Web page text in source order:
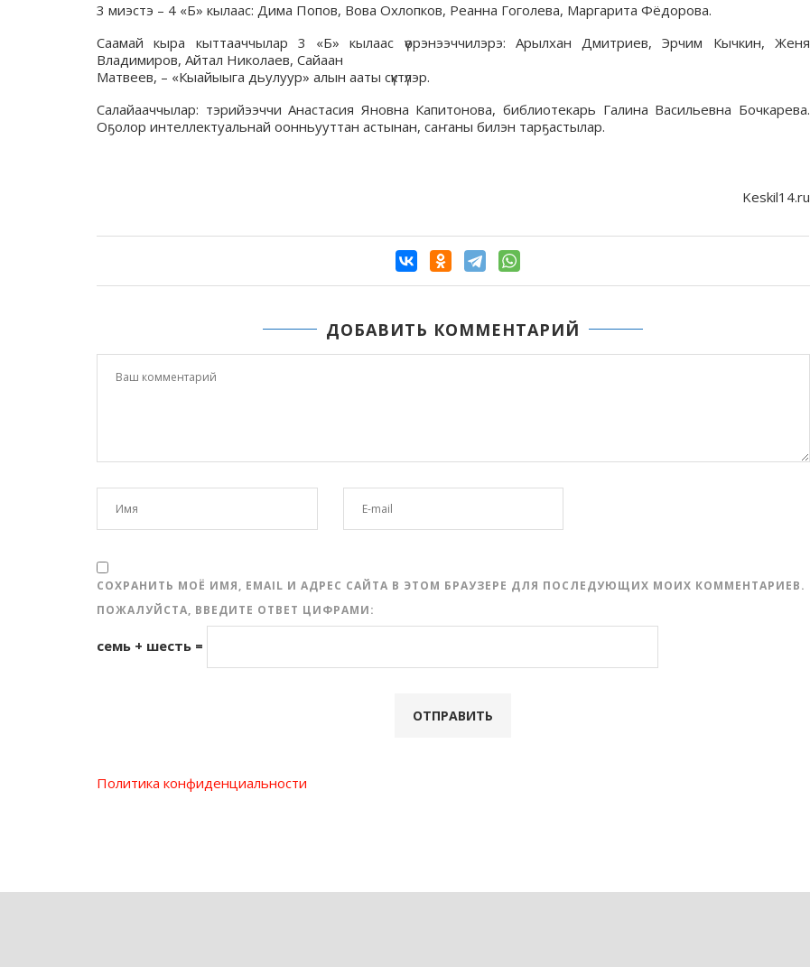
3 миэстэ – 4 «Б» кылаас: Дима Попов, Вова Охлопков, Реанна Гоголева, Маргарита Фёдорова.
Саамай кыра кыттааччылар 3 «Б» кылаас үөрэнээччилэрэ: Арылхан Дмитриев, Эрчим Кычкин, Женя
Владимиров, Айтал Николаев, Сайаан
Матвеев, – «Кыайыыга дьулуур» алын ааты сүктүлэр.
Салайааччылар: тэрийээччи Анастасия Яновна Капитонова, библиотекарь Галина Васильевна Бочкарева.
Оҕолор интеллектуальнай оонньууттан астынан, саҥаны билэн тарҕастылар.
Keskil14.ru
ДОБАВИТЬ КОММЕНТАРИЙ
СОХРАНИТЬ МОЁ ИМЯ, EMAIL И АДРЕС САЙТА В ЭТОМ БРАУЗЕРЕ ДЛЯ ПОСЛЕДУЮЩИХ МОИХ КОММЕНТАРИЕВ.
ПОЖАЛУЙСТА, ВВЕДИТЕ ОТВЕТ ЦИФРАМИ:
семь + шесть =
Политика конфиденциальности